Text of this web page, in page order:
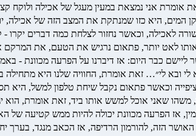
אומרת אני נמצאת במעין מעגל של אכילה
המים, היא כזו שמנתקת את המצב הזה של
לאכילה, וכאשר נחזור לצלחת כמה דברים יקרו -
לאט יותר, פתאום נרגיש את הטעם, את המרקם
כבר היום: אז דיברנו על הפרעה מכוונת -
לי ובא לי״… זאת אומרת, החוויה שלנו היא
וכאשר פתאום נקבל שיחת טלפון למשל, היא
משהו שאני אוכל למשש אותו ביד, זאת אומרת, הוא
אז הפרעה מכוונת יכולה להיות ממש קטיעה